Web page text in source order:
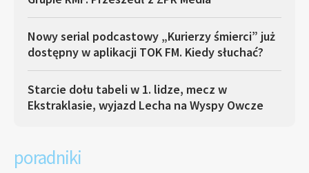
Nowy serial podcastowy „Kurierzy śmierci” już
dostępny w aplikacji TOK FM. Kiedy słuchać?
Starcie dołu tabeli w 1. lidze, mecz w
Ekstraklasie, wyjazd Lecha na Wyspy Owcze
poradniki